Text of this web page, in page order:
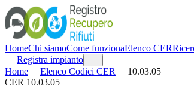
HomeChi siamoCome funzionaElenco CER
Registra impianto
Home
Elenco Codici CER
10.03.05
CER 10.03.05